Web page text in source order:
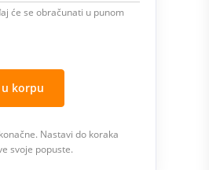
će se obračunati u punom
korpu
Nastavi do koraka
svoje popuste.